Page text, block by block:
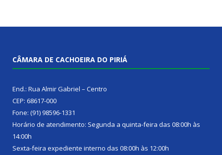
CÂMARA DE CACHOEIRA DO PIRIÁ
End.: Rua Almir Gabriel – Centro
CEP: 68617-000
Fone: (91) 98596-1331
Horário de atendimento: Segunda a quinta-feira das 08:00h às
14:00h
Sexta-feira expediente interno das 08:00h às 12:00h